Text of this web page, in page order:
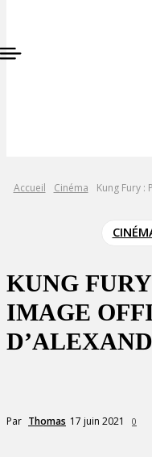
Accueil Cinéma Kung Fury
KUNG
IMAGE
Par Thomas 17 juin 2021 0